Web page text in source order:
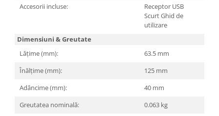
Accesorii incluse:
Receptor USB
Scurt Ghid de
utilizare
Dimensiuni & Greutate
Lățime (mm):
63.5 mm
Înălțime (mm):
125 mm
Adâncime (mm):
40 mm
Greutatea nominală:
0.063 kg